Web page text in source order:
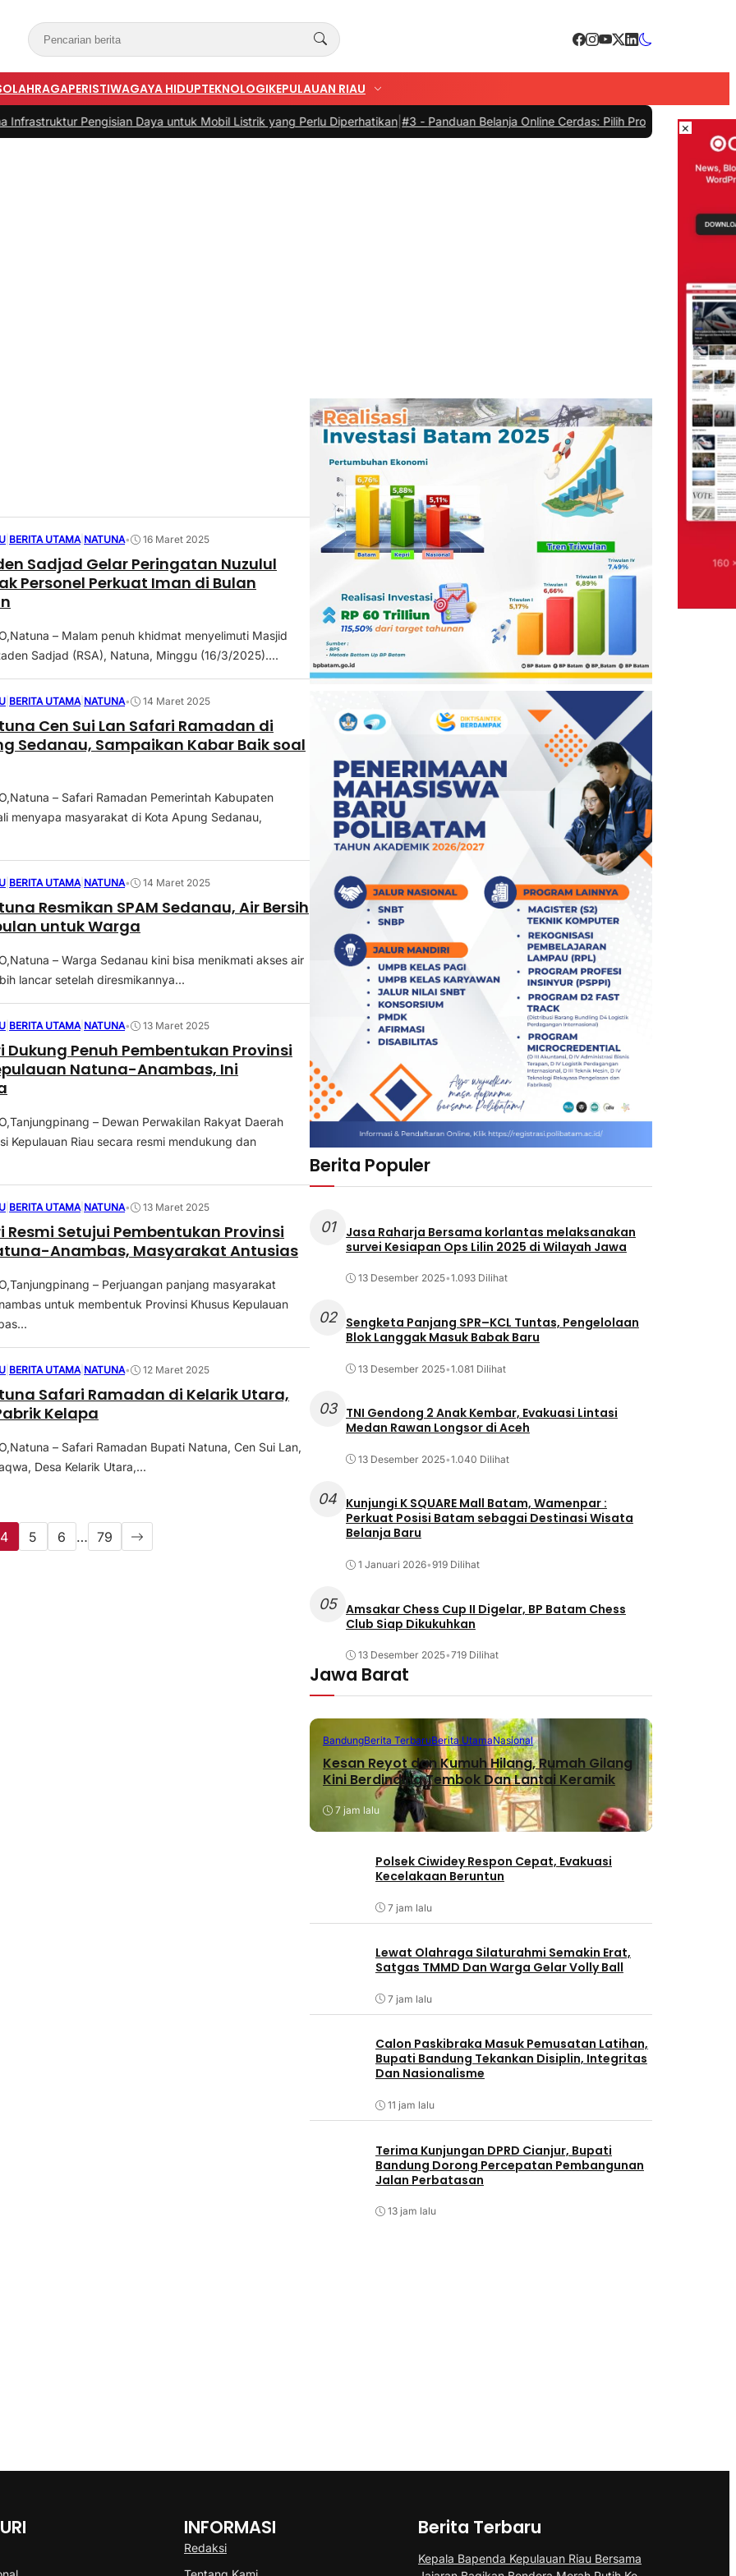
OLAHRAGAPERISTIWAGAYA HIDUPTEKNOLOGIKEPULAUAN RIAU
Pengisian Daya untuk Mobil Listrik yang Perlu Diperhatikan|#3 -Panduan Belanja Online Cerdas: Pilih Produk dengan Bijak dan
BERITA UTAMA NATUNA• 16 Maret 2025
Sadjad Gelar Peringatan Nuzulul
Personel Perkuat Iman di Bulan
– Malam penuh khidmat menyelimuti Masjid
Sadjad (RSA), Natuna, Minggu (16/3/2025)....
BERITA UTAMA NATUNA• 14 Maret 2025
Cen Sui Lan Safari Ramadan di
Sedanau, Sampaikan Kabar Baik soal
– Safari Ramadan Pemerintah Kabupaten
menyapa masyarakat di Kota Apung Sedanau,
BERITA UTAMA NATUNA• 14 Maret 2025
Resmikan SPAM Sedanau, Air Bersih
untuk Warga
– Warga Sedanau kini bisa menikmati akses air
lancar setelah diresmikannya...
BERITA UTAMA NATUNA• 13 Maret 2025
Dukung Penuh Pembentukan Provinsi
Natuna-Anambas, Ini
– Dewan Perwakilan Rakyat Daerah
Kepulauan Riau secara resmi mendukung dan
BERITA UTAMA NATUNA• 13 Maret 2025
Resmi Setujui Pembentukan Provinsi
Anambas, Masyarakat Antusias
– Perjuangan panjang masyarakat
untuk membentuk Provinsi Khusus Kepulauan
BERITA UTAMA NATUNA• 12 Maret 2025
Safari Ramadan di Kelarik Utara,
Kelapa
– Safari Ramadan Bupati Natuna, Cen Sui Lan,
Desa Kelarik Utara,...
4 5 6 … 79
Berita Populer
01
Jasa Raharja Bersama korlantas melaksanakan
survei Kesiapan Ops Lilin 2025 di Wilayah Jawa
13 Desember 2025•1.093 Dilihat
02
Sengketa Panjang SPR–KCL Tuntas, Pengelolaan
Blok Langgak Masuk Babak Baru
13 Desember 2025•1.081 Dilihat
03
TNI Gendong 2 Anak Kembar, Evakuasi Lintasi
Medan Rawan Longsor di Aceh
13 Desember 2025•1.040 Dilihat
04 Kunjungi K SQUARE Mall Batam, Wamenpar :
Perkuat Posisi Batam sebagai Destinasi Wisata
Belanja Baru
1 Januari 2026•919 Dilihat
05 Amsakar Chess Cup II Digelar, BP Batam Chess
Club Siap Dikukuhkan
13 Desember 2025•719 Dilihat
Jawa Barat
BandungBerita TerbaruBerita UtamaNasional
Kesan Reyot dan Kumuh Hilang, Rumah Gilang
Kini Berdinding Tembok Dan Lantai Keramik
7 jam lalu
Polsek Ciwidey Respon Cepat, Evakuasi
Kecelakaan Beruntun
7 jam lalu
Lewat Olahraga Silaturahmi Semakin Erat,
Satgas TMMD Dan Warga Gelar Volly Ball
7 jam lalu
Calon Paskibraka Masuk Pemusatan Latihan,
Bupati Bandung Tekankan Disiplin, Integritas
Dan Nasionalisme
11 jam lalu
Terima Kunjungan DPRD Cianjur, Bupati
Bandung Dorong Percepatan Pembangunan
Jalan Perbatasan
13 jam lalu
INFORMASI
Redaksi
Berita Terbaru
Kepala Bapenda Kepulauan Riau Bersama
×